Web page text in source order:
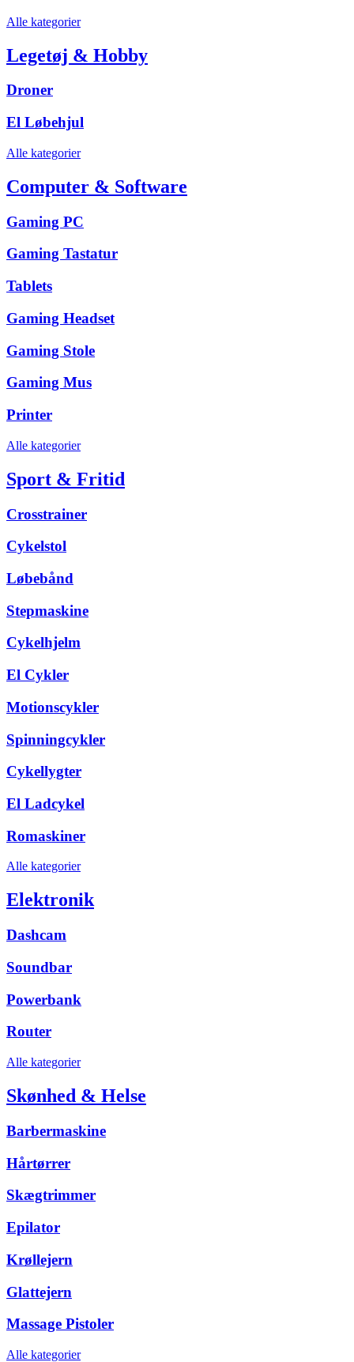
Alle kategorier
Legetøj & Hobby
Droner
El Løbehjul
Alle kategorier
Computer & Software
Gaming PC
Gaming Tastatur
Tablets
Gaming Headset
Gaming Stole
Gaming Mus
Printer
Alle kategorier
Sport & Fritid
Crosstrainer
Cykelstol
Løbebånd
Stepmaskine
Cykelhjelm
El Cykler
Motionscykler
Spinningcykler
Cykellygter
El Ladcykel
Romaskiner
Alle kategorier
Elektronik
Dashcam
Soundbar
Powerbank
Router
Alle kategorier
Skønhed & Helse
Barbermaskine
Hårtørrer
Skægtrimmer
Epilator
Krøllejern
Glattejern
Massage Pistoler
Alle kategorier